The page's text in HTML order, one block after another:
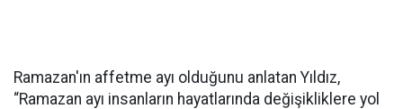
Ramazan'ın affetme ayı olduğunu anlatan Yıldız,
“Ramazan ayı insanların hayatlarında değişikliklere yol